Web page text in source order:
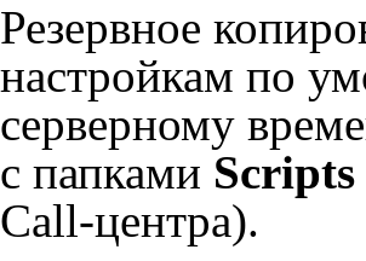
Резервное
настройкам по
серверному
с папками Scripts
Call-центра).